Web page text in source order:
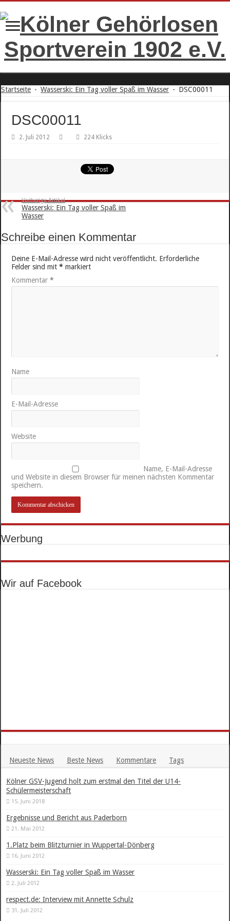
Startseite - Wasserski: Ein Tag voller Spaß im Wasser - DSC00011
DSC00011
2. Juli 2012 224 Klicks
Vorherige Artikel
Wasserski: Ein Tag voller Spaß im
Wasser
Schreibe einen Kommentar
Deine E-Mail-Adresse wird nicht veröffentlicht. Erforderliche
Felder sind mit* markiert
Kommentar*
Name
E-Mail-Adresse
Website
Name, E-Mail-Adresse
und Website in diesem Browser für meinen nächsten Kommentar
speichern.
Werbung
Wir auf Facebook
Neueste News Beste News Kommentare Tags
Kölner GSV-Jugend holt zum erstmal den Titel der U14-
Schülermeisterschaft
15. Juni 2018
Ergebnisse und Bericht aus Paderborn
21. Mai 2012
1.Platz beim Blitzturnier in Wuppertal-Dönberg
16. Juni 2012
Wasserski: Ein Tag voller Spaß im Wasser
2. Juli 2012
respect.de: Interview mit Annette Schulz
31. Juli 2012